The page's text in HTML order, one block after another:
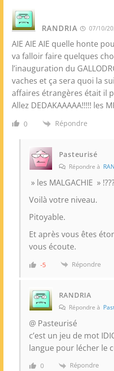
RANDRIA 07/10/
AIE AIE AIE quelle honte
va falloir faire quelques
l’inauguration du
vaches et ça sera quoi la
affaires étrangères était il
Allez DEDAKAAAAA!!!!! les
0 Répondre
Pasteurisé
Répondre à
» les MALGACHIE »
Voilà votre niveau.
Pitoyable.
Et après vous êtes
vous écoute.
-5 Répondre
RANDRIA
Répondre à
@ Pasteurisé
c’est un jeu de mot
langue pour lécher le
0 Répondre